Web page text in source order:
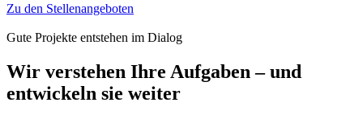
Zu den Stellenangeboten
Gute Projekte entstehen im Dialog
Wir verstehen Ihre Aufgaben – und
entwickeln sie weiter